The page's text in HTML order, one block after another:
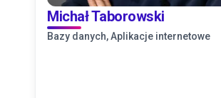
Michał Taborowski
Bazy danych, Aplikacje internetowe